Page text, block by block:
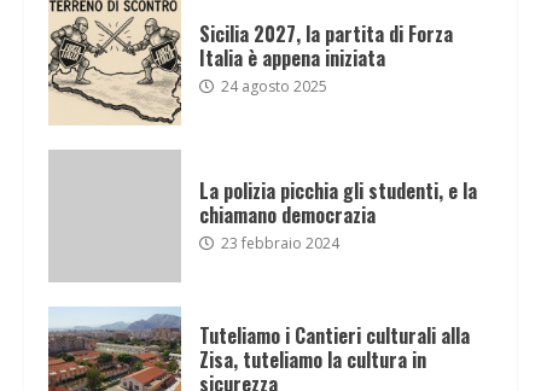
Sicilia 2027, la partita di Forza
Italia è appena iniziata
24 agosto 2025
La polizia picchia gli studenti, e la
chiamano democrazia
23 febbraio 2024
Tuteliamo i Cantieri culturali alla
Zisa, tuteliamo la cultura in
sicurezza